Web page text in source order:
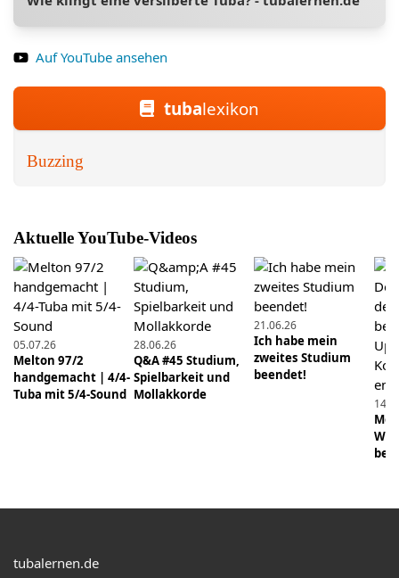
Geduld - darum ist "Das kann ich schon!" der
dümmste Satz des Musikers
eines Stückes
B-Tuba mit 5 Ventilen - Lohnt sich das?
26.12.2021
Weihnachtsgruß 2021 (2. Stimme) | tubalernen.de
23.01.2022
Für Komponisten, Lehrer und Anfänger:
Transponierte Stimmen - so versteht es jeder!
Instrument lernen im fortgeschrittenen Alter -
Auf YouTube ansehen
tubalexikon
Buzzing
Aktuelle YouTube-Videos
05.07.26
Melton 97/2
handgemacht | 4/4-
Tuba mit 5/4-Sound
28.06.26
Q&A #45 Studium,
Spielbarkeit und
Mollakkorde
21.06.26
Ich habe mein
zweites Studium
beendet!
tubalernen.de